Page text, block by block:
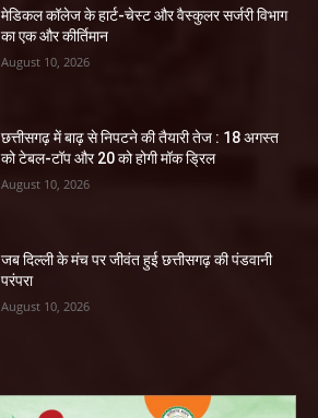
​मेडिकल कॉलेज के हार्ट-चेस्ट और वैस्कुलर सर्जरी विभाग
का एक और कीर्तिमान
August 10, 2026
छत्तीसगढ़ में बाढ़ से निपटने की तैयारी तेज : 18 अगस्त
को टेबल-टॉप और 20 को होगी मॉक ड्रिल
August 10, 2026
जब दिल्ली के मंच पर जीवंत हुई छत्तीसगढ़ की पंडवानी
परंपरा
August 10, 2026